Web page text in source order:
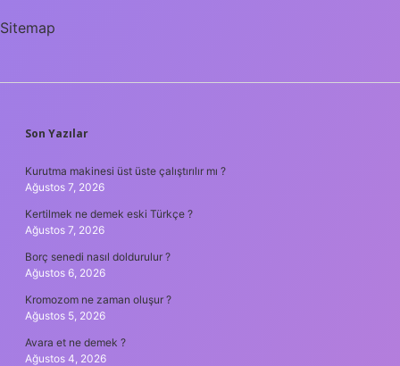
Sitemap
SIDEBAR
Son Yazılar
Kurutma makinesi üst üste çalıştırılır mı ?
Ağustos 7, 2026
Kertilmek ne demek eski Türkçe ?
Ağustos 7, 2026
Borç senedi nasıl doldurulur ?
Ağustos 6, 2026
Kromozom ne zaman oluşur ?
Ağustos 5, 2026
Avara et ne demek ?
Ağustos 4, 2026